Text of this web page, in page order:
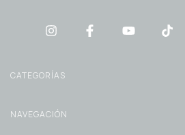
CATEGORÍAS
NAVEGACIÓN